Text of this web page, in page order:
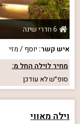
6 חדרי שינה
איש קשר: יוסף / מזי
מחיר לוילה החל מ:
סופ״שלא עודכן
וילה מאווי